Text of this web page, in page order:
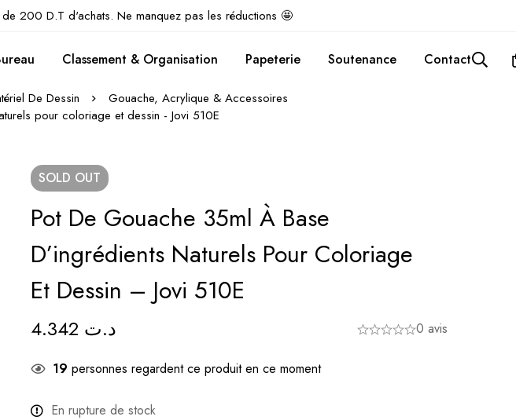
200 D.T d'achats. Ne manquez pas les réductions 🤩
Classement & Organisation Papeterie Soutenance Contact
De Dessin
Gouache, Acrylique & Accessoires
pour coloriage et dessin - Jovi 510E
SOLD OUT
Pot De Gouache 35ml À Base
D’ingrédients Naturels Pour Coloriage
Et Dessin – Jovi 510E
د.ت 0 avis
19 personnes regardent ce produit en ce moment
En rupture de stock